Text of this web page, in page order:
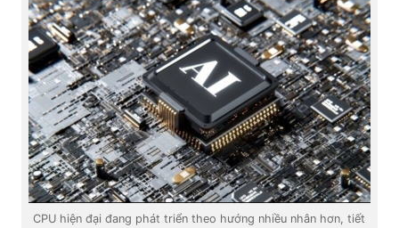
CPU hiện đại đang phát triển theo hướng nhiều nhân hơn, tiết